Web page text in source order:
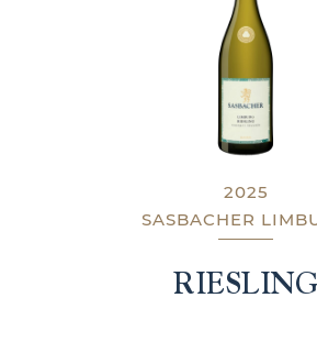
2025
SASBACHER
RIESLING